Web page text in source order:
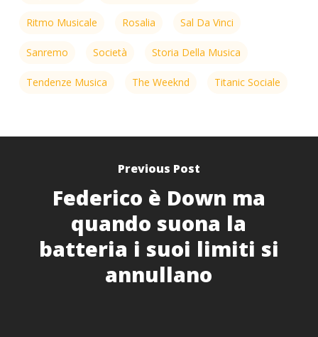
Ritmo Musicale Rosalia Sal Da Vinci
Sanremo Società Storia Della Musica
Tendenze Musica The Weeknd Titanic Sociale
Previous Post
Federico è Down ma
quando suona la
batteria i suoi limiti si
annullano